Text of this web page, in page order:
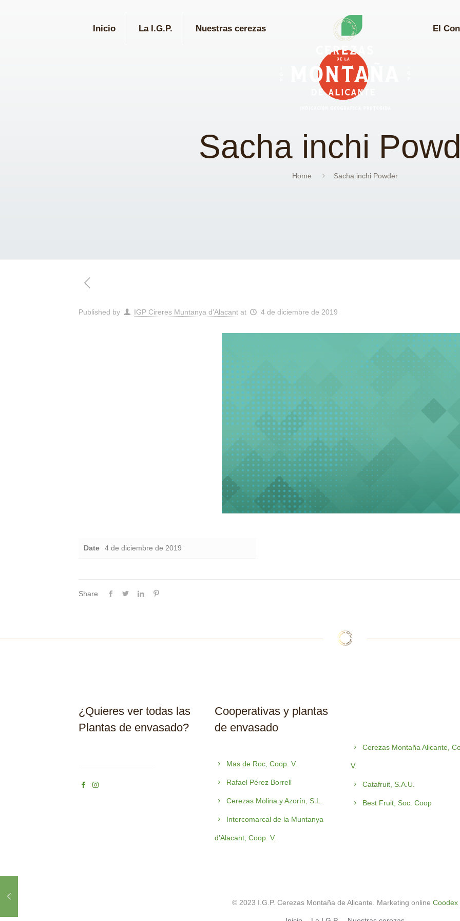
Inicio La I.G.P. Nuestras cerezas El
Sacha inchi
Home Sacha inchi Powder
Published by IGP Cireres Muntanya d'Alacant at 4 de diciembre de 2019
Date 4 de diciembre de 2019
Share
¿Quieres ver todas las
Plantas de envasado?
Cooperativas y plantas
de envasado
Mas de Roc, Coop. V.
Rafael Pérez Borrell
Cerezas Molina y Azorín, S.L.
Intercomarcal de la Muntanya
d’Alacant, Coop. V.
Cerezas Montaña Alicante,
V.
Catafruit, S.A.U.
Best Fruit, Soc. Coop
© 2023 I.G.P. Cerezas Montaña de Alicante. Marketing online Coodex